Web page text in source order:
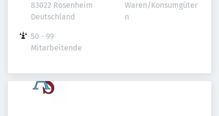
83022 Rosenheim
Deutschland
Waren/Konsumgüter
n
50 - 99
Mitarbeitende